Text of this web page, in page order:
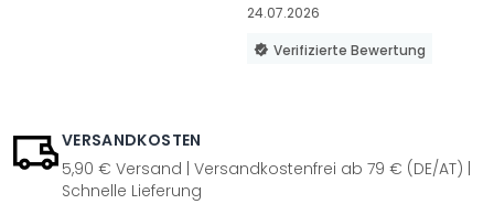
24.07.2026
Verifizierte Bewertung
VERSANDKOSTEN
5,90 € Versand | Versandkostenfrei ab 79 € (DE/AT) |
Schnelle Lieferung